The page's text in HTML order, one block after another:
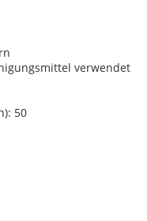
verwendet
50